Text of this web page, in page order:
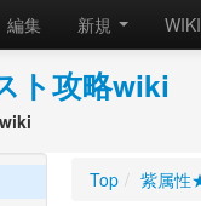
編集 新規 WIKI
ト攻略wiki
Top / 紫属性